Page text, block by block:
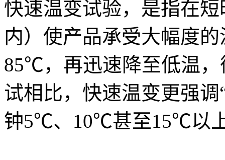
快速温变试验，是指在
内）使产品承受大幅度
85℃，再迅速降至低温
试相比，快速温变更强
钟5℃、10℃甚至15℃以